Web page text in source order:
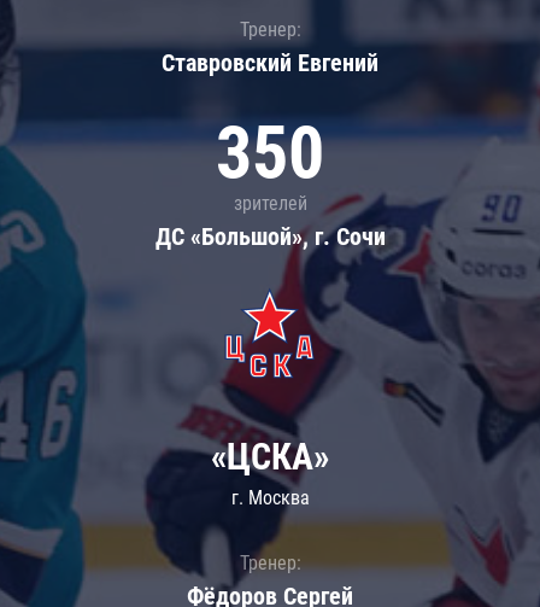
Тренер:
Ставровский Евгений
350
зрителей
ДС «Большой», г. Сочи
«ЦСКА»
г. Москва
Тренер:
Фёдоров Сергей